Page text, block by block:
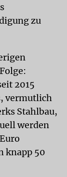
zu
2015
vermutlich
Stahlbau,
werden
knapp 50